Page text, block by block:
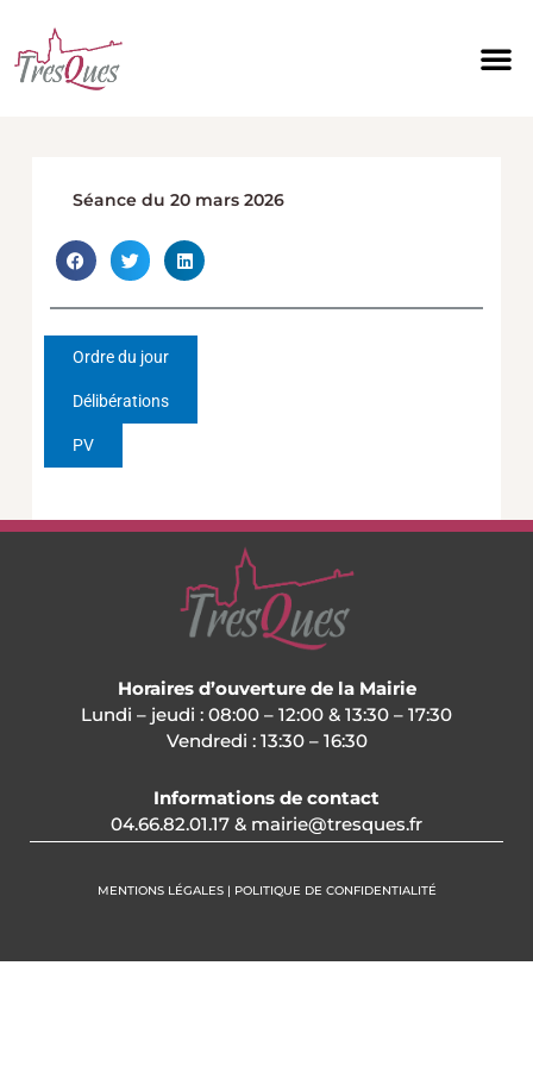
contenu
Séance du 20 mars 2026
Ordre du jour
Délibérations
PV
Horaires d’ouverture de la Mairie
Lundi – jeudi : 08:00 – 12:00 & 13:30 – 17:30
Vendredi : 13:30 – 16:30
Informations de contact
04.66.82.01.17 & mairie@tresques.fr
MENTIONS LÉGALES | POLITIQUE DE CONFIDENTIALITÉ